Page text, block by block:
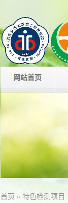
网站首页
首页 » 特色检测项目